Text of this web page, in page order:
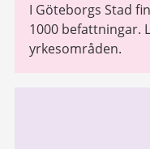
I Göteborgs Stad
1000 befattningar.
yrkesområden.